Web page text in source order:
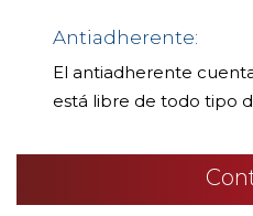
Antiadherente:
El antiadherente
está libre de todo tipo